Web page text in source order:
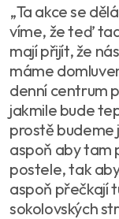
„Ta akce se
víme, že teď
mají přijít, že
máme
denní centrum
jakmile bude
prostě budeme
aspoň aby tam
postele, tak
aspoň přečkají
sokolovských